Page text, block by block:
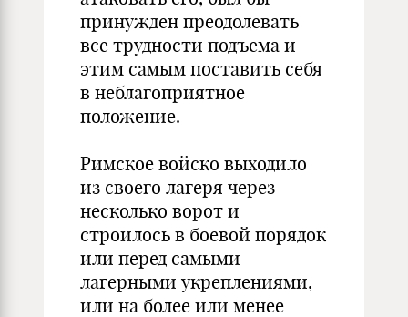
принужден преодолевать
все трудности подъема и
этим самым поставить себя
в неблагоприятное
положение.
Римское войско выходило
из своего лагеря через
несколько ворот и
строилось в боевой порядок
или перед самыми
лагерными укреплениями,
или на более или менее